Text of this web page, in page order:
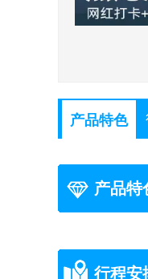
产品特色
产品特
行程安